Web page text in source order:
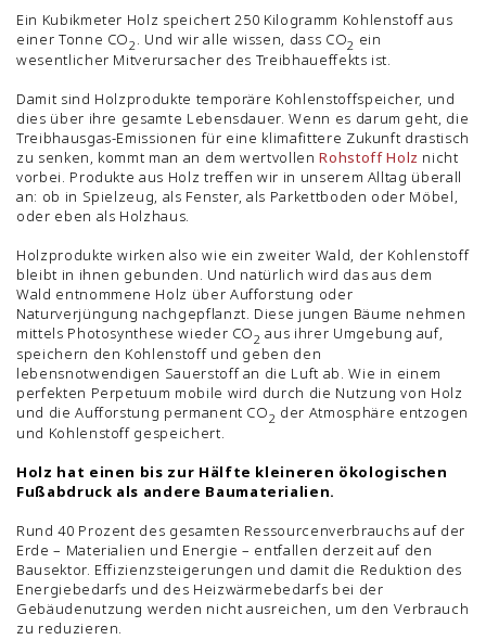
Ein Kubikmeter Holz speichert 250 Kilogramm Kohlenstoff aus
einer Tonne CO2 . Und wir alle wissen, dass CO2 ein
wesentlicher Mitverursacher des Treibhaueffekts ist.
Damit sind Holzprodukte temporäre Kohlenstoffspeicher, und
dies über ihre gesamte Lebensdauer. Wenn es darum geht, die
Treibhausgas-Emissionen für eine klimafittere Zukunft drastisch
zu senken, kommt man an dem wertvollenRohstoff Holz nicht
vorbei. Produkte aus Holz treffen wir in unserem Alltag überall
an: ob in Spielzeug, als Fenster, als Parkettboden oder Möbel,
oder eben als Holzhaus.
Holzprodukte wirken also wie ein zweiter Wald, der Kohlenstoff
bleibt in ihnen gebunden. Und natürlich wird das aus dem
Wald entnommene Holz über Aufforstung oder
Naturverjüngung nachgepflanzt. Diese jungen Bäume nehmen
mittels Photosynthese wieder CO2 aus ihrer Umgebung auf,
speichern den Kohlenstoff und geben den
lebensnotwendigen Sauerstoff an die Luft ab. Wie in einem
perfekten Perpetuum mobile wird durch die Nutzung von Holz
und die Aufforstung permanent CO2 der Atmosphäre entzogen
und Kohlenstoff gespeichert.
Holz hat einen bis zur Hälfte kleineren ökologischen
Fußabdruck als andere Baumaterialien.
Rund 40 Prozent des gesamten Ressourcenverbrauchs auf der
Erde – Materialien und Energie – entfallen derzeit auf den
Bausektor. Effizienzsteigerungen und damit die Reduktion des
Energiebedarfs und des Heizwärmebedarfs bei der
Gebäudenutzung werden nicht ausreichen, um den Verbrauch
zu reduzieren.